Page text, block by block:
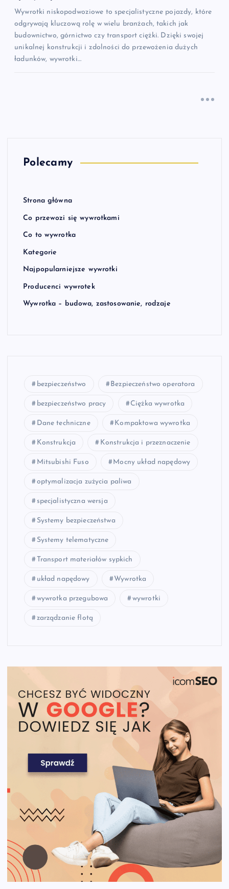
Wywrotki niskopodwoziowe to specjalistyczne pojazdy, które
odgrywają kluczową rolę w wielu branżach, takich jak
budownictwo, górnictwo czy transport ciężki. Dzięki swojej
unikalnej konstrukcji i zdolności do przewożenia dużych
ładunków, wywrotki…
Polecamy
Strona główna
Co przewozi się wywrotkami
Co to wywrotka
Kategorie
Najpopularniejsze wywrotki
Producenci wywrotek
Wywrotka – budowa, zastosowanie, rodzaje
bezpieczeństwo Bezpieczeństwo operatora
bezpieczeństwo pracy Ciężka wywrotka
Dane techniczne Kompaktowa wywrotka
Konstrukcja Konstrukcja i przeznaczenie
Mitsubishi Fuso Mocny układ napędowy
optymalizacja zużycia paliwa
specjalistyczna wersja
Systemy bezpieczeństwa
Systemy telematyczne
Transport materiałów sypkich
układ napędowy Wywrotka
wywrotka przegubowa wywrotki
zarządzanie flotą